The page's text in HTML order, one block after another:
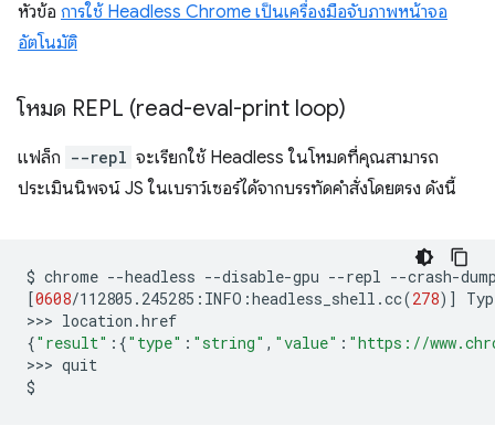
หัวข้อ การใช้ Headless Chrome เป็นเครื่องมือจับภาพหน้าจอ
อัตโนมัติ
โหมด REPL (read-eval-print loop)
แฟล็ก --repl จะเรียกใช้ Headless ในโหมดที่คุณสามารถ
ประเมินนิพจน์ JS ในเบราว์เซอร์ได้จากบรรทัดคำสั่งโดยตรง ดังนี้
$ chrome --headless --disable-gpu --repl --crash-
[0608/112805.245285:INFO:headless_shell.cc(278)]
>>>
{"result" : {"type" : "string" , "value" : "https://
>>> quit